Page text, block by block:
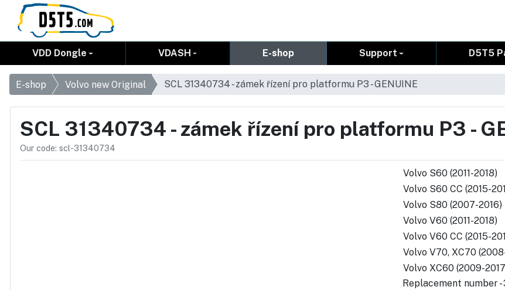
VDD Dongle VDASH E-shop Support D5T5
E-shop Volvo new Original SCL 31340734 - zámek řízení pro platformu P3 - GENUINE
SCL 31340734 - zámek řízení pro platformu P3 -
Our code: scl-31340734
Volvo S60 (2011-2018)
Volvo S60 CC (2015-
Volvo S80 (2007-2016)
Volvo V60 (2011-2018)
Volvo V60 CC (2015-
Volvo V70, XC70
Volvo XC60 (2009-
Replacement number -